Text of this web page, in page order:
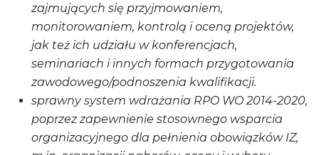
zajmujących się przyjmowaniem,
monitorowaniem, kontrolą i oceną projektów,
jak też ich udziału w konferencjach,
seminariach i innych formach przygotowania
zawodowego/podnoszenia kwalifikacji.
sprawny system wdrażania RPO WO 2014-2020,
poprzez zapewnienie stosownego wsparcia
organizacyjnego dla pełnienia obowiązków IZ,